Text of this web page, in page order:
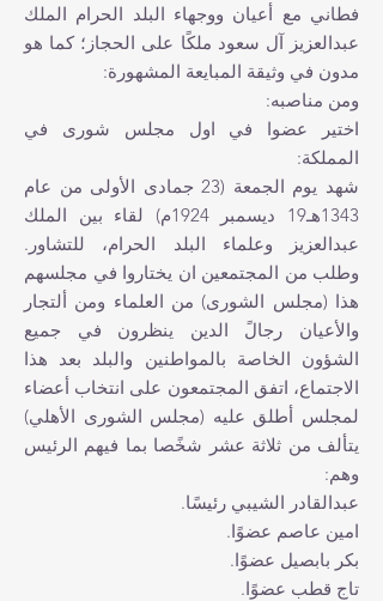
فطاني مع أعيان ووجهاء البلد الحرام الملك
عبدالعزيز آل سعود ملكًا على الحجاز؛ كما هو
مدون في وثيقة المبايعة المشهورة:
ومن مناصبه:
اختير عضوا في اول مجلس شورى في
المملكة:
شهد يوم الجمعة (23 جمادى الأولى من عام
1343هـ19 ديسمبر 1924م) لقاء بين الملك
عبدالعزيز وعلماء البلد الحرام، للتشاور.
وطلب من المجتمعين ا‏ن يختاروا في مجلسهم
هذا (مجلس الشورى) من العلماء ومن ألتجار
والأعيان رجالً الدين ينظرون في جميع
الشؤون الخاصة بالمواطنين والبلد بعد هذا
الاجتماع، اتفق المجتمعون على انتخاب أعضاء
لمجلس أطلق عليه (مجلس الشورى الأهلي)
يتألف من ثلاثة عشر شخًصا بما فيهم الرئيس
وهم:
عبدالقادر الشيبي رئيسًا.
ا‏مين عاصم عضوًا.
بكر بابصيل عضوًا.
تاج قطب عضوًا.